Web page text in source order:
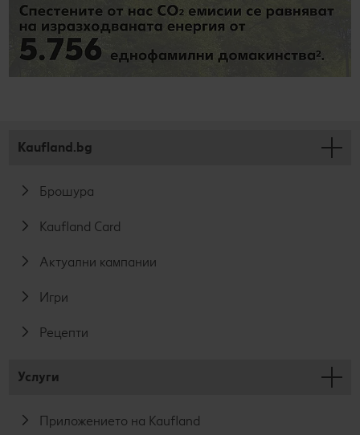
Kaufland.bg
Брошура
Kaufland Card
Актуални кампании
Игри
Рецепти
Услуги
Приложението на Kaufland